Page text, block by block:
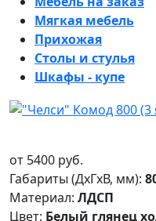
Мягкая мебель
Прихожая
Столы и стулья
Шкафы - купе
от 5400 руб.
Габариты (ДxГxВ, мм):
Материал: ЛДСП
Цвет: Белый глянец